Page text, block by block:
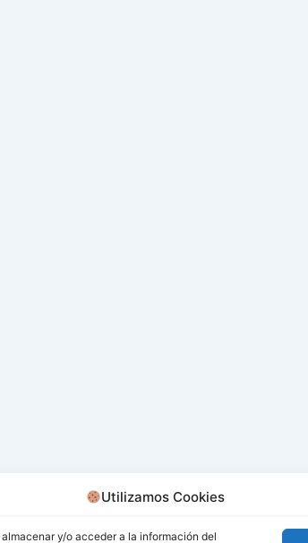
Utilizamos Cookies
y/o acceder a la información del